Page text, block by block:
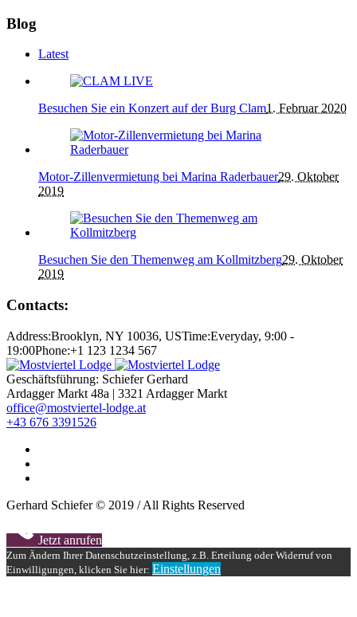
Blog
Latest
Besuchen Sie ein Konzert auf der Burg Clam1. Februar 2020
Motor-Zillenvermietung bei Marina Raderbauer29. Oktober
2019
Besuchen Sie den Themenweg am Kollmitzberg29. Oktober
2019
Contacts:
Address:Brooklyn, NY 10036, USTime:Everyday, 9:00 -
19:00Phone:+1 123 1234 567
Geschäftsführung: Schiefer Gerhard
Ardagger Markt 48a | 3321 Ardagger Markt
office@mostviertel-lodge.at
+43 676 3391526
Gerhard Schiefer © 2019 / All Rights Reserved
Jetzt anrufen
Zum Ändern Ihrer Datenschutzeinstellung, z.B. Erteilung oder Widerruf von
Einwilligungen, klicken Sie hier: Einstellungen